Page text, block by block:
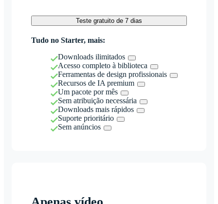
Teste gratuito de 7 dias
Tudo no Starter, mais:
Downloads ilimitados
Acesso completo à biblioteca
Ferramentas de design profissionais
Recursos de IA premium
Um pacote por mês
Sem atribuição necessária
Downloads mais rápidos
Suporte prioritário
Sem anúncios